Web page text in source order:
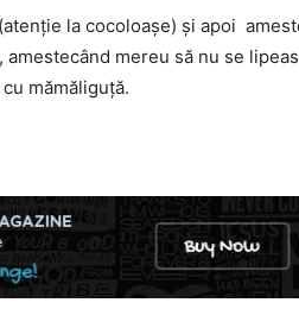
la cocoloașe) și apoi
mereu să nu se
mămăliguță.